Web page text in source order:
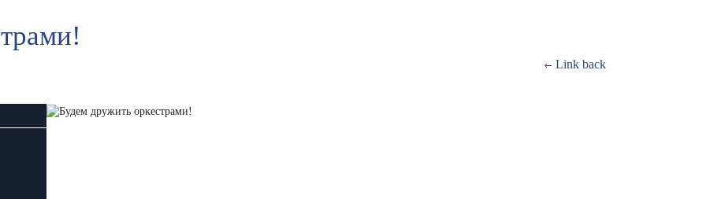
Link back